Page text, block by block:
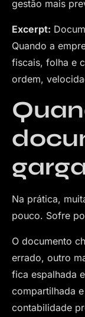
gestão mais
Excerpt:
Quando a
fiscais, folha e
ordem,
Na prática,
pouco. Sofre
O documento
errado, outro
fica espalhada
compartilhada
contabilidade